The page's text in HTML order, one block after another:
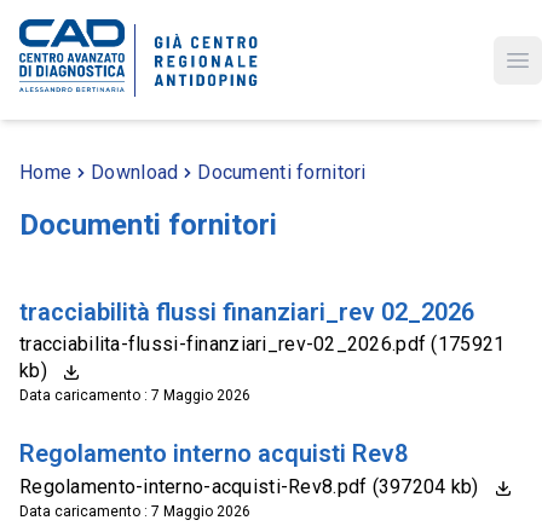
Home Download Documenti fornitori
Documenti fornitori
tracciabilità flussi finanziari_rev 02_2026
tracciabilita-flussi-finanziari_rev-02_2026.pdf (175921
kb)
Data caricamento : 7 Maggio 2026
Regolamento interno acquisti Rev8
Regolamento-interno-acquisti-Rev8.pdf (397204 kb)
Data caricamento : 7 Maggio 2026